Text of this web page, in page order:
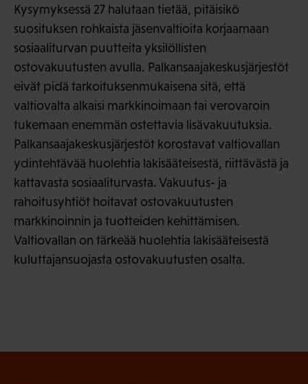
Kysymyksessä 27 halutaan tietää, pitäisikö
suosituksen rohkaista jäsenvaltioita korjaamaan
sosiaaliturvan puutteita yksilöllisten
ostovakuutusten avulla. Palkansaajakeskusjärjestöt
eivät pidä tarkoituksenmukaisena sitä, että
valtiovalta alkaisi markkinoimaan tai verovaroin
tukemaan enemmän ostettavia lisävakuutuksia.
Palkansaajakeskusjärjestöt korostavat valtiovallan
ydintehtävää huolehtia lakisääteisestä, riittävästä ja
kattavasta sosiaaliturvasta. Vakuutus- ja
rahoitusyhtiöt hoitavat ostovakuutusten
markkinoinnin ja tuotteiden kehittämisen.
Valtiovallan on tärkeää huolehtia lakisääteisestä
kuluttajansuojasta ostovakuutusten osalta.